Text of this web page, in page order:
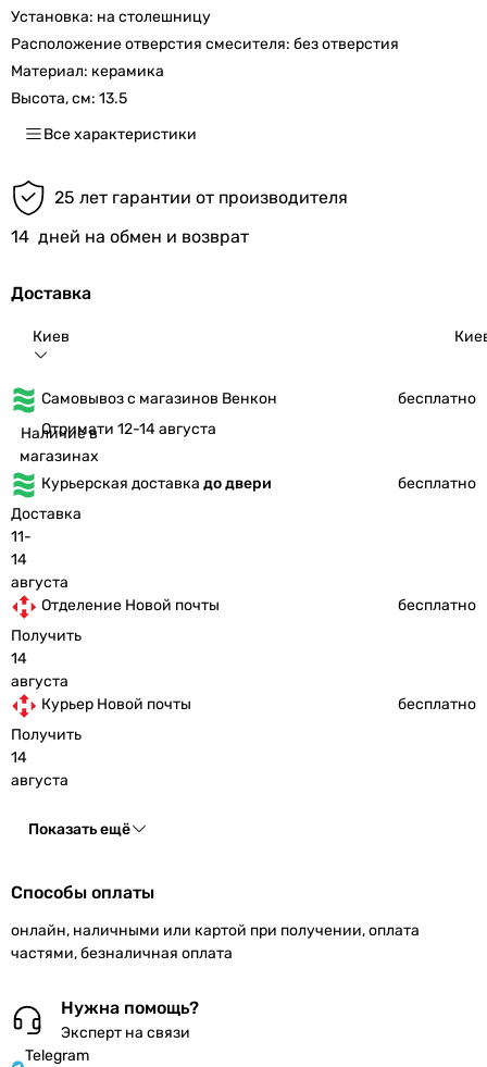
Установка: на столешницу
Расположение отверстия смесителя: без отверстия
Материал: керамика
Высота, см: 13.5
Все характеристики
25 лет гарантии от производителя
14 дней на обмен и возврат
Доставка
Киев
Самовывоз с магазинов Венкон
бесплатно
Наличие в
магазинах
Отримати 12-14 августа
Курьерская доставка до двери
бесплатно
Доставка
11-
14
августа
Отделение Новой почты
бесплатно
Получить
14
августа
Курьер Новой почты
бесплатно
Получить
14
августа
Показать ещё
Способы оплаты
онлайн, наличными или картой при получении, оплата
частями, безналичная оплата
Нужна помощь?
Эксперт на связи
Telegram